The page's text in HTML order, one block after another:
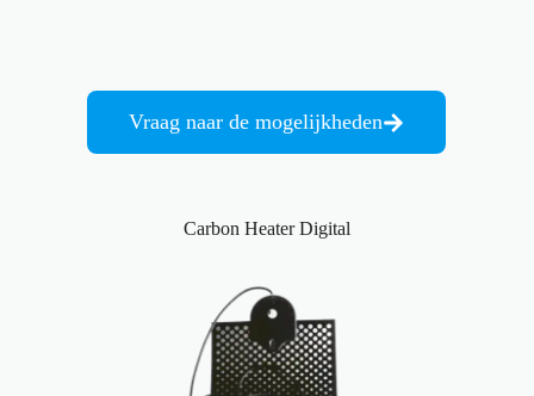
Vraag naar de mogelijkheden
Carbon Heater Digital